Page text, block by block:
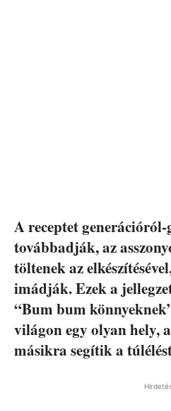
A receptet
továbbadják, az
töltenek az
imádják. Ezek a
“Bum bum
világon egy olyan hely,
másikra segítik a